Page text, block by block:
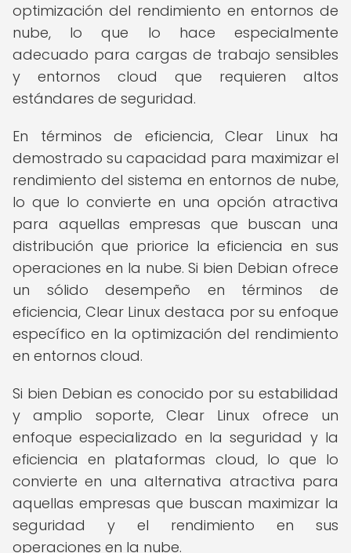
optimización del rendimiento en entornos de
nube, lo que lo hace especialmente
adecuado para cargas de trabajo sensibles
y entornos cloud que requieren altos
estándares de seguridad.
En términos de eficiencia, Clear Linux ha
demostrado su capacidad para maximizar el
rendimiento del sistema en entornos de nube,
lo que lo convierte en una opción atractiva
para aquellas empresas que buscan una
distribución que priorice la eficiencia en sus
operaciones en la nube. Si bien Debian ofrece
un sólido desempeño en términos de
eficiencia, Clear Linux destaca por su enfoque
específico en la optimización del rendimiento
en entornos cloud.
Si bien Debian es conocido por su estabilidad
y amplio soporte, Clear Linux ofrece un
enfoque especializado en la seguridad y la
eficiencia en plataformas cloud, lo que lo
convierte en una alternativa atractiva para
aquellas empresas que buscan maximizar la
seguridad y el rendimiento en sus
operaciones en la nube.